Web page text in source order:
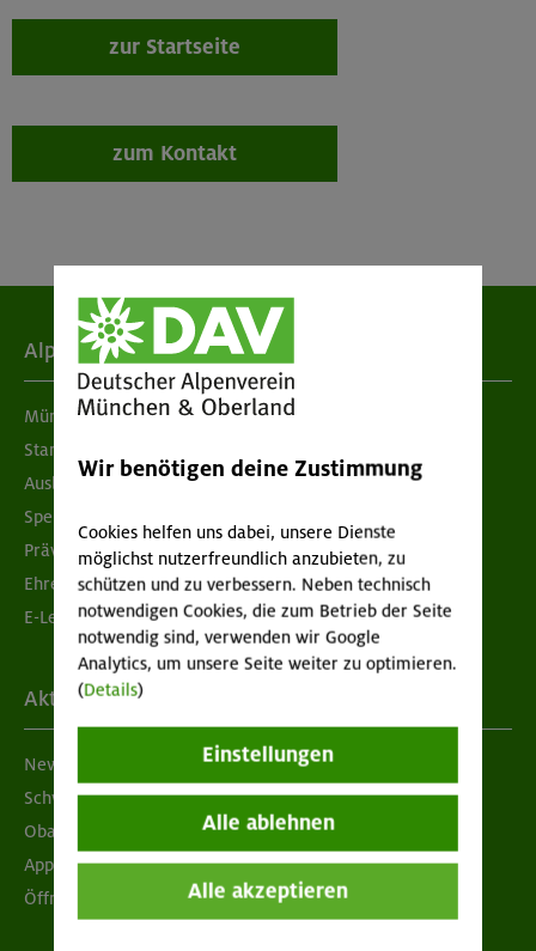
zur Startseite
zum Kontakt
Alpenverein
München & Oberland
Standorte
Ausbildung & Jobs
Spenden
Prävention sexualisierter Gewalt
Ehrenamtsbörse
E-Learning
Aktuelles
Newsletter
Schwarzes Brett
Obacht geben!
App "Mein DAV+"
Öffnungszeiten
Wir benötigen deine Zustimmung
Cookies helfen uns dabei, unsere Dienste
möglichst nutzerfreundlich anzubieten, zu
schützen und zu verbessern. Neben technisch
notwendigen Cookies, die zum Betrieb der Seite
notwendig sind, verwenden wir Google
Analytics, um unsere Seite weiter zu optimieren.
(Details)
Einstellungen
Alle ablehnen
Alle akzeptieren